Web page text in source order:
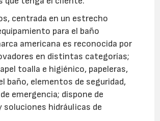
centrada en un estrecho
para el baño
americana es reconocida por
en distintas categorías;
toalla e higiénico, papeleras,
baño, elementos de seguridad,
emergencia; dispone de
soluciones hidráulicas de